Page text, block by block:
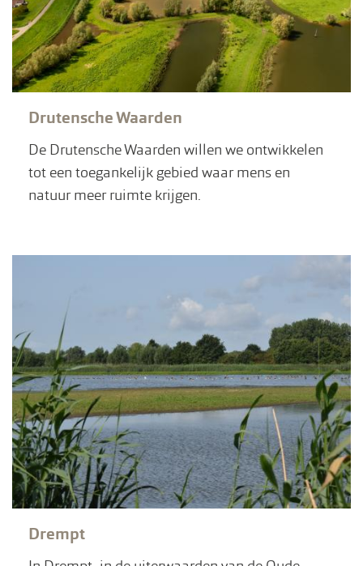
Drutensche Waarden
De Drutensche Waarden willen we ontwikkelen
tot een toegankelijk gebied waar mens en
natuur meer ruimte krijgen.
Drempt